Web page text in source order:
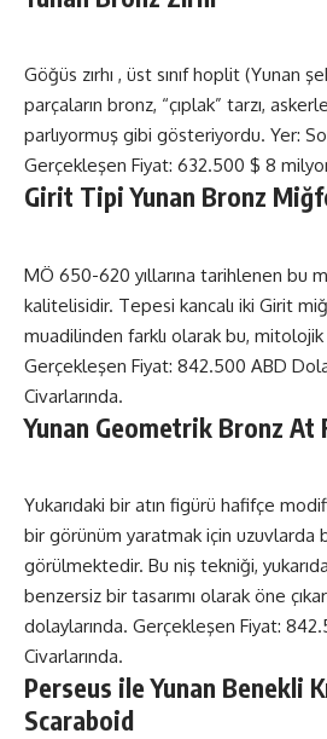
Göğüs zırhı , üst sınıf hoplit (Yunan
parçaların bronz, “çıplak” tarzı,
parlıyormuş gibi gösteriyordu. Yer:
Gerçekleşen Fiyat: 632.500 $ 8
Girit Tipi Yunan Bronz
MÖ 650-620 yıllarına tarihlenen bu
kalitelisidir. Tepesi kancalı iki Girit
muadilinden farklı olarak bu,
Gerçekleşen Fiyat: 842.500 ABD
Civarlarında.
Yunan Geometrik Bronz At
Yukarıdaki bir atın figürü hafifçe
bir görünüm yaratmak için uzuvlarda
görülmektedir. Bu niş tekniği,
benzersiz bir tasarımı olarak öne
dolaylarında. Gerçekleşen Fiyat:
Civarlarında.
Perseus ile Yunan Benekli
Scaraboid